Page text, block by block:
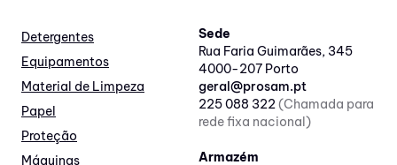
Detergentes
Equipamentos
Material de Limpeza
Papel
Proteção
Máquinas
Sede
Rua Faria Guimarães, 345
4000-207 Porto
geral@prosam.pt
225 088 322(Chamada para
rede fixa nacional)
Armazém